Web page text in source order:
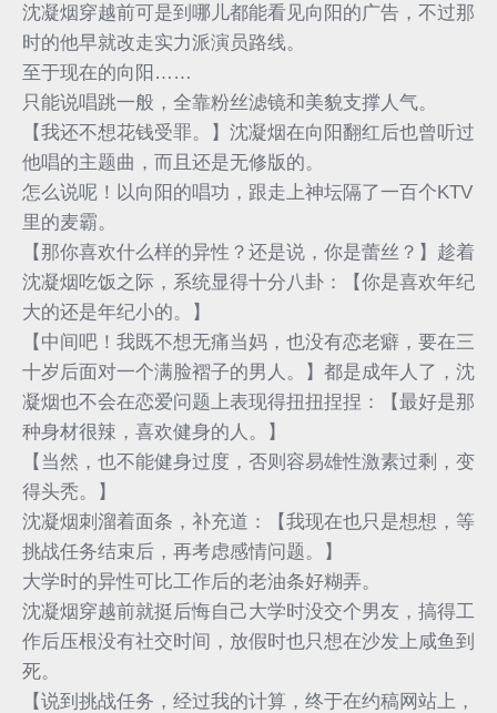
沈凝烟穿越前可是到哪儿都能看见向阳的广告，不过那
时的他早就改走实力派演员路线。
至于现在的向阳……
只能说唱跳一般，全靠粉丝滤镜和美貌支撑人气。
【我还不想花钱受罪。】沈凝烟在向阳翻红后也曾听过
他唱的主题曲，而且还是无修版的。
怎么说呢！以向阳的唱功，跟走上神坛隔了一百个KTV
里的麦霸。
【那你喜欢什么样的异性？还是说，你是蕾丝？】趁着
沈凝烟吃饭之际，系统显得十分八卦：【你是喜欢年纪
大的还是年纪小的。】
【中间吧！我既不想无痛当妈，也没有恋老癖，要在三
十岁后面对一个满脸褶子的男人。】都是成年人了，沈
凝烟也不会在恋爱问题上表现得扭扭捏捏：【最好是那
种身材很辣，喜欢健身的人。】
【当然，也不能健身过度，否则容易雄性激素过剩，变
得头秃。】
沈凝烟刺溜着面条，补充道：【我现在也只是想想，等
挑战任务结束后，再考虑感情问题。】
大学时的异性可比工作后的老油条好糊弄。
沈凝烟穿越前就挺后悔自己大学时没交个男友，搞得工
作后压根没有社交时间，放假时也只想在沙发上咸鱼到
死。
【说到挑战任务，经过我的计算，终于在约稿网站上，